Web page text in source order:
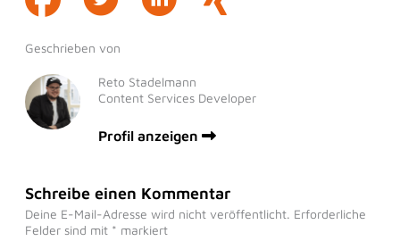
Geschrieben von
Reto Stadelmann
Content Services Developer
Profil anzeigen
Schreibe einen Kommentar
Deine E-Mail-Adresse wird nicht veröffentlicht. Erforderliche
Felder sind mit * markiert